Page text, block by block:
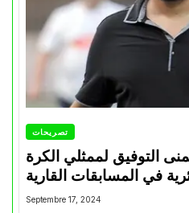
تصريحات
التوفيق لممثلي الكرة
Septembre 17, 2024